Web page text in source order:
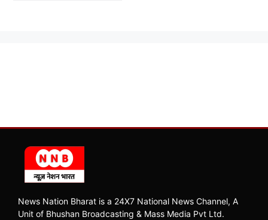
News Nation Bharat is a 24X7 National News Channel, A
Unit of Bhushan Broadcasting & Mass Media Pvt Ltd.